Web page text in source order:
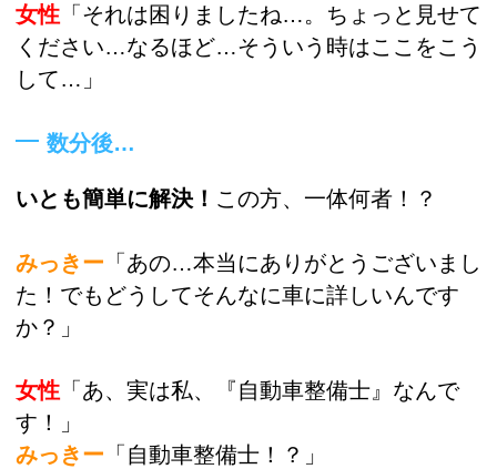
女性 「それは困りましたね…。ちょっと見せて
ください…なるほど…そういう時はここをこう
して…」
数分後…
いとも簡単に解決！ この方、一体何者！？
みっきー 「あの…本当にありがとうございまし
た！でもどうしてそんなに車に詳しいんです
か？」
女性 「あ、実は私、『自動車整備士』なんで
す！」
みっきー 「自動車整備士！？」